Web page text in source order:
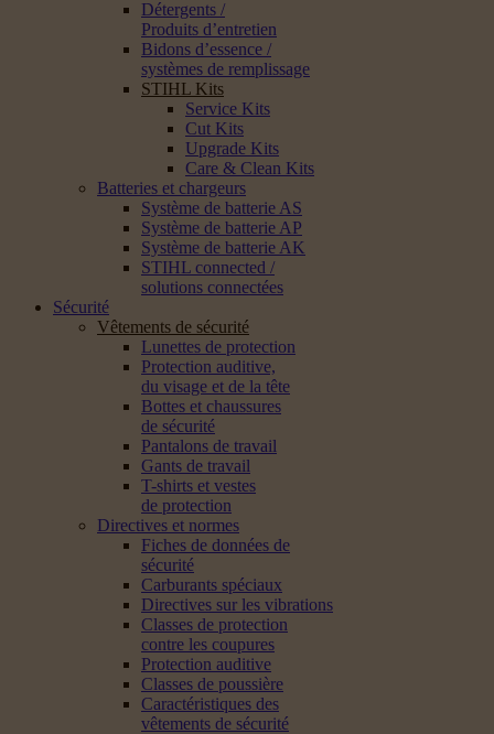
Détergents /
Produits d’entretien
Bidons d’essence /
systèmes de remplissage
STIHL Kits
Service Kits
Cut Kits
Upgrade Kits
Care & Clean Kits
Batteries et chargeurs
Système de batterie AS
Système de batterie AP
Système de batterie AK
STIHL connected /
solutions connectées
Sécurité
Vêtements de sécurité
Lunettes de protection
Protection auditive,
du visage et de la tête
Bottes et chaussures
de sécurité
Pantalons de travail
Gants de travail
T-shirts et vestes
de protection
Directives et normes
Fiches de données de
sécurité
Carburants spéciaux
Directives sur les vibrations
Classes de protection
contre les coupures
Protection auditive
Classes de poussière
Caractéristiques des
vêtements de sécurité